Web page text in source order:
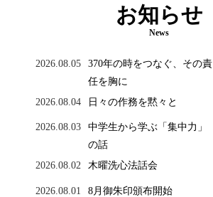
お知らせ
News
2026.08.05
370年の時をつなぐ、その責
任を胸に
2026.08.04 日々の作務を黙々と
2026.08.03
中学生から学ぶ「集中力」
の話
2026.08.02 木曜洗心法話会
2026.08.01 8月御朱印頒布開始